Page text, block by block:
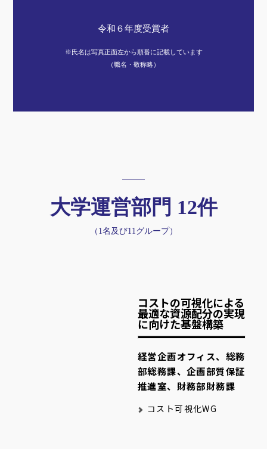
令和６年度受賞者
※氏名は写真正面左から順番に記載しています
（職名・敬称略）
大学運営部門 12件
（1名及び11グループ）
コストの可視化による
最適な資源配分の実現
に向けた基盤構築
経営企画オフィス、総務
部総務課、企画部質保証
推進室、財務部財務課
コスト可視化WG